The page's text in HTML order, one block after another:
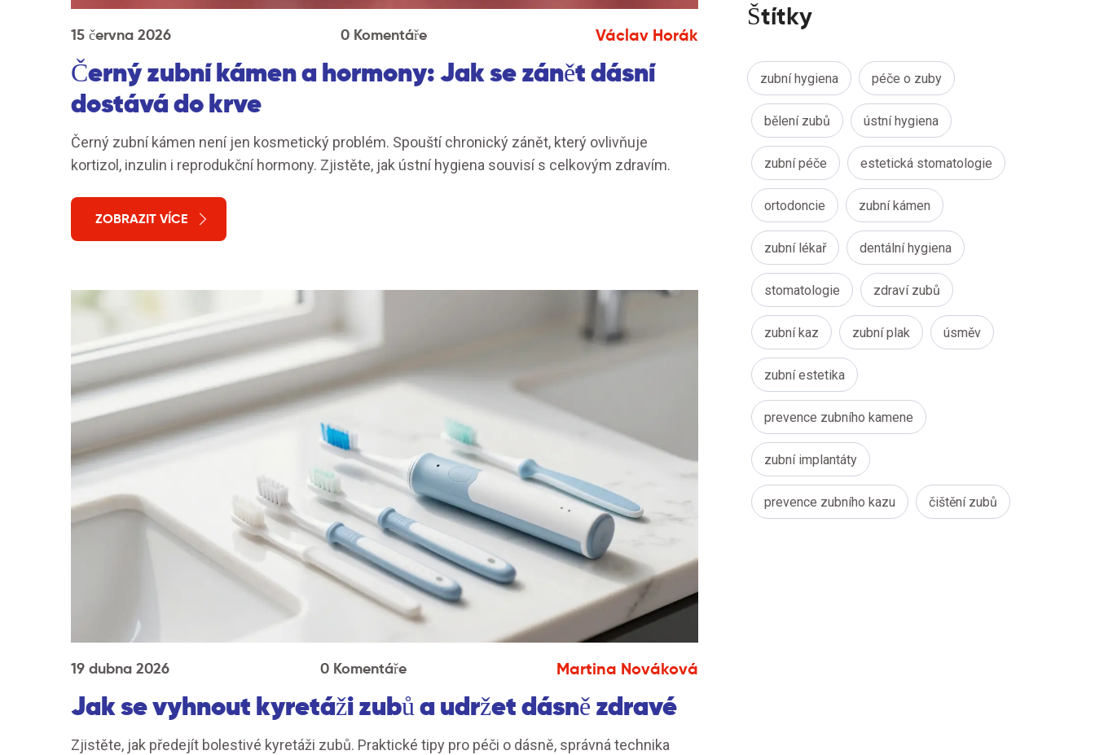
15 června 2026 0 Komentáře Václav Horák
Černý zubní kámen a hormony: Jak se zánět dásní
dostává do krve
Černý zubní kámen není jen kosmetický problém. Spouští chronický zánět, který ovlivňuje
kortizol, inzulin i reprodukční hormony. Zjistěte, jak ústní hygiena souvisí s celkovým zdravím.
ZOBRAZIT VÍCE
19 dubna 2026 0 Komentáře Martina Nováková
Jak se vyhnout kyretáži zubů a udržet dásně zdravé
Zjistěte, jak předejít bolestivé kyretáži zubů. Praktické tipy pro péči o dásně, správná technika
Štítky
zubní hygiena péče o zuby
bělení zubů ústní hygiena
zubní péče estetická stomatologie
ortodoncie zubní kámen
zubní lékař dentální hygiena
stomatologie zdraví zubů
zubní kaz zubní plak úsměv
zubní estetika
prevence zubního kamene
zubní implantáty
prevence zubního kazu čištění zubů